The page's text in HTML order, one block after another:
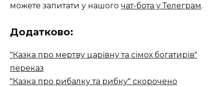
можете запитати у нашого чат-бота у Телеграм.
Додатково:
"Казка про мертву царівну та сімох богатирів"
переказ
"Казка про рибалку та рибку" скорочено